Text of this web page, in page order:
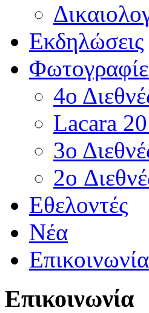
Εκδηλώσεις
4ο
Lacara
3ο
2o
Εθελοντές
Νέα
Επικοινωνία
Επικοινωνία